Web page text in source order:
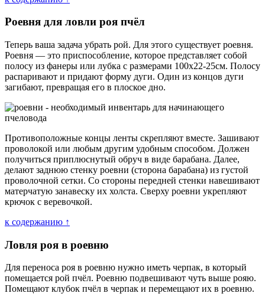
Роевня для ловли роя пчёл
Теперь ваша задача убрать рой. Для этого существует роевня.
Роевня — это приспособление, которое представляет собой
полосу из фанеры или лубка с размерами 100х22-25см. Полосу
распаривают и придают форму дуги. Один из концов дуги
загибают, превращая его в плоское дно.
Противоположные концы ленты скрепляют вместе. Зашивают
проволокой или любым другим удобным способом. Должен
получиться приплюснутый обруч в виде барабана. Далее,
делают заднюю стенку роевни (сторона барабана) из густой
проволочной сетки. Со стороны передней стенки навешивают
матерчатую занавеску их холста. Сверху роевни укрепляют
крючок с веревочкой.
к содержанию ↑
Ловля роя в роевню
Для переноса роя в роевню нужно иметь черпак, в который
помещается рой пчёл. Роевню подвешивают чуть выше рояю.
Помещают клубок пчёл в черпак и перемещают их в роевню.